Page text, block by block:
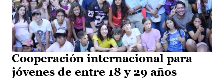
Cooperación internacional para
jóvenes de entre 18 y 29 años